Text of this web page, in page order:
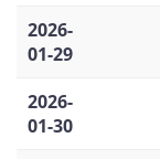
2026-
01-29
2026-
01-30